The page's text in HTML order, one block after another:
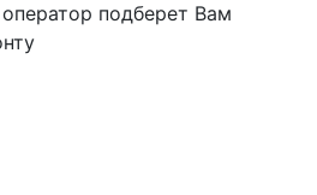
подберет Вам